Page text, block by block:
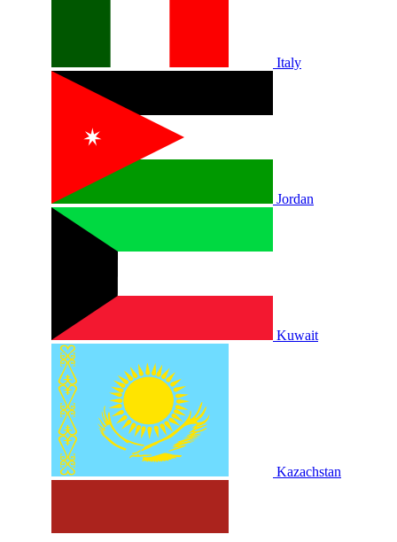
Italy
Jordan
Kuwait
Kazachstan